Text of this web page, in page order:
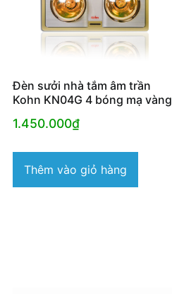
Đèn sưởi nhà tắm âm trần
Kohn KN04G 4 bóng mạ vàng
1.450.000₫
Thêm vào giỏ hàng